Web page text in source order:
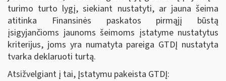
turimo turto lygį, siekiant nustatyti, ar jauna šeima
atitinka Finansinės paskatos pirmąjį būstą
įsigyjančioms jaunoms šeimoms įstatyme nustatytus
kriterijus, joms yra numatyta pareiga GTDĮ nustatyta
tvarka deklaruoti turtą.
Atsižvelgiant į tai, Įstatymu pakeista GTDĮ: